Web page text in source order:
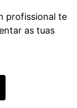
profissional te
as tuas